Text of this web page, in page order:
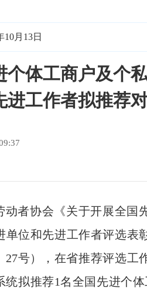
10月13日
个体工商户及个
进工作者拟推荐
动者协会《关于开展全国
单位和先进工作者评选表
27号），在省推荐评选工
统拟推荐1名全国先进个